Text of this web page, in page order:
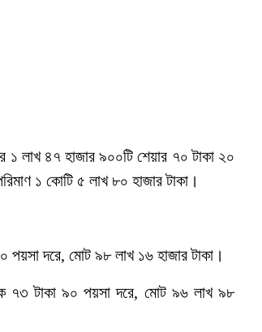
১ লাখ ৪৭ হাজার ৯০০টি শেয়ার ৭০ টাকা ২০
১ কোটি ৫ লাখ ৮০ হাজার টাকা।
পয়সা দরে, মোট ৯৮ লাখ ১৬ হাজার টাকা।
৭৩ টাকা ৯০ পয়সা দরে, মোট ৯৬ লাখ ৯৮